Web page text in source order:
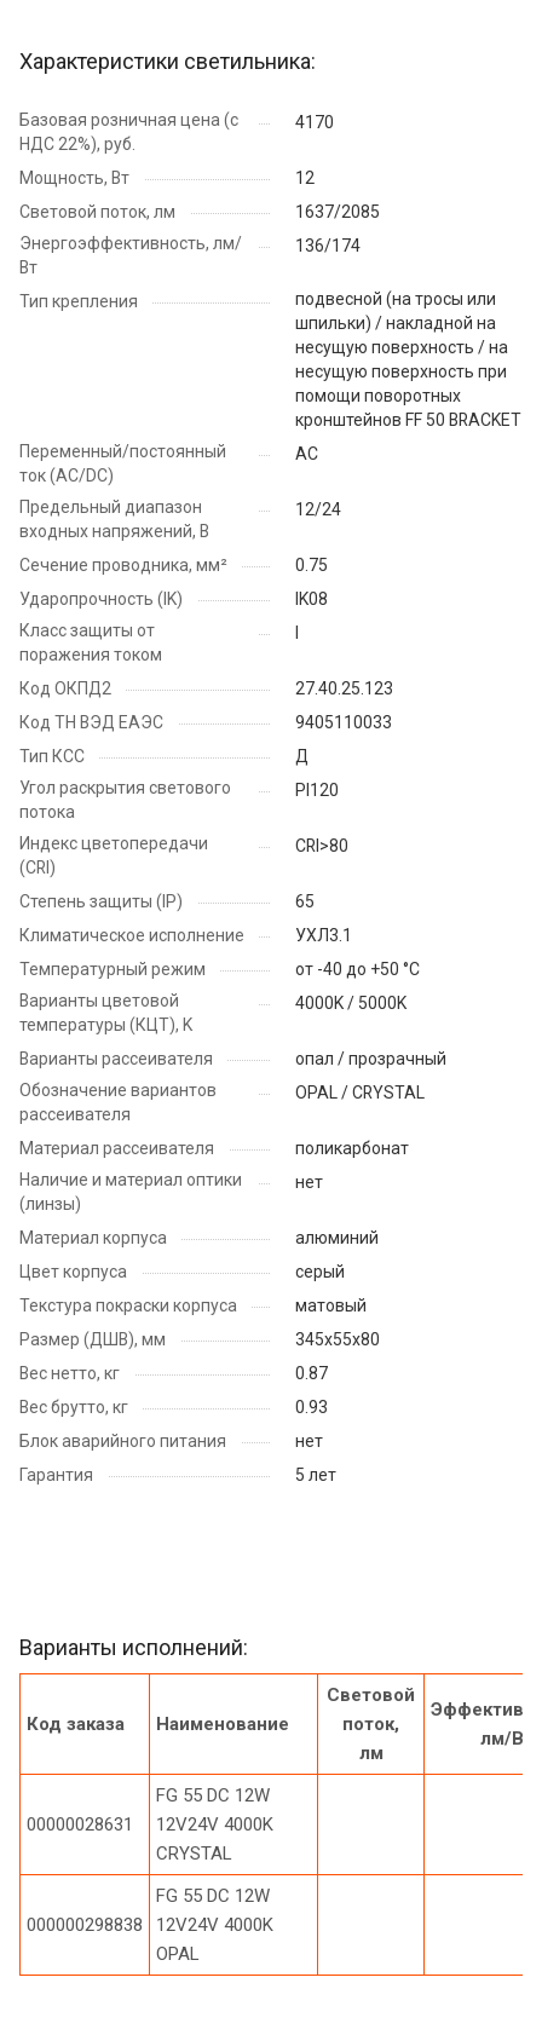
Характеристики светильника:
Базовая розничная цена (с
НДС 22%), руб.
4170
Мощность, Вт
12
Световой поток, лм
1637/2085
Энергоэффективность, лм/
Вт
136/174
Тип крепления
подвесной (на тросы или
шпильки) / накладной на
несущую поверхность / на
несущую поверхность при
помощи поворотных
кронштейнов FF 50 BRACKET
Переменный/постоянный
ток (AC/DC)
AC
Предельный диапазон
входных напряжений, В
12/24
Сечение проводника, мм²
0.75
Ударопрочность (IK)
IK08
Класс защиты от
поражения током
Код ОКПД2
27.40.25.123
Код ТН ВЭД ЕАЭС
9405110033
Тип КСС
Д
Угол раскрытия светового
потока
PI120
Индекс цветопередачи
(CRI)
CRI>80
Степень защиты (IP)
65
Климатическое исполнение
УХЛ3.1
Температурный режим
от -40 до +50 °C
Варианты цветовой
температуры (КЦТ), K
4000K / 5000K
Варианты рассеивателя
опал / прозрачный
Обозначение вариантов
рассеивателя
OPAL / CRYSTAL
Материал рассеивателя
поликарбонат
Наличие и материал оптики
(линзы)
нет
Материал корпуса
алюминий
Цвет корпуса
серый
Текстура покраски корпуса
матовый
Размер (ДШВ), мм
345х55х80
Вес нетто, кг
0.87
Вес брутто, кг
0.93
Блок аварийного питания
нет
Гарантия
5 лет
Варианты исполнений:
Код заказа Наименование
Световой
поток,
лм
лм/Вт
00000028631
FG 55 DC 12W
12V24V 4000K
CRYSTAL
000000298838
FG 55 DC 12W
12V24V 4000K
OPAL